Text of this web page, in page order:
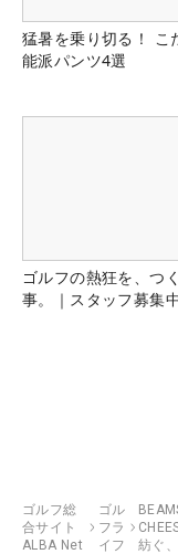
猛暑を乗り切る！ こ
能派パンツ4選
ゴルフの熱狂を、つ
事。｜スタッフ募集
ゴルフ総
合サイト
ALBA Net
ゴル
フラ
イフ
紡ぐ